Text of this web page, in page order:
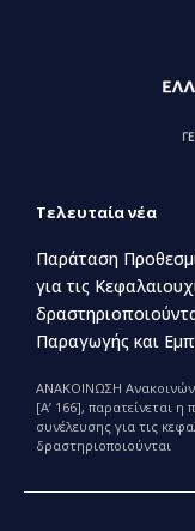
Τελευταία νέα
Παράταση
για τις
Παραγωγής και
ΑΝΑΚΟΙΝΩΣΗ
[Α’ 166], παρατείνεται η
συνέλευσης για τις
δραστηριοποιούνται